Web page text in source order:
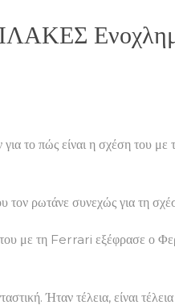
το πώς είναι η σχέση του
ρωτάνε συνεχώς για τη
με τη Ferrari εξέφρασε ο
Ήταν τέλεια, είναι